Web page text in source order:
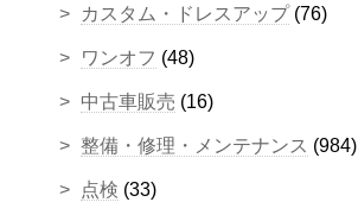
カスタム・ドレスアップ(76)
ワンオフ (48)
中古車販売 (16)
整備・修理・メンテナンス (984)
点検 (33)